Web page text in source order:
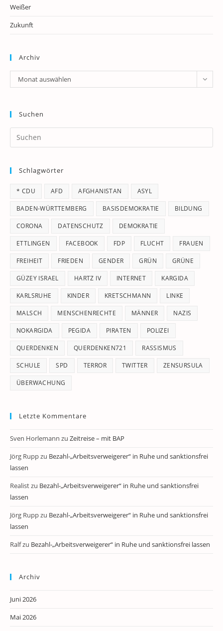
Weißer
Zukunft
Archiv
Archiv
Monat auswählen
Suchen
Schlagwörter
* CDU AFD AFGHANISTAN ASYL
BADEN-WÜRTTEMBERG BASISDEMOKRATIE BILDUNG
CORONA DATENSCHUTZ DEMOKRATIE
ETTLINGEN FACEBOOK FDP FLUCHT FRAUEN
FREIHEIT FRIEDEN GENDER GRÜN GRÜNE
GÜZEY ISRAEL HARTZ IV INTERNET KARGIDA
KARLSRUHE KINDER KRETSCHMANN LINKE
MALSCH MENSCHENRECHTE MÄNNER NAZIS
NOKARGIDA PEGIDA PIRATEN POLIZEI
QUERDENKEN QUERDENKEN721 RASSISMUS
SCHULE SPD TERROR TWITTER ZENSURSULA
ÜBERWACHUNG
Letzte Kommentare
Sven Horlemann zu Zeitreise – mit BAP
Jörg Ruppzu Bezahl-„Arbeitsverweigerer“ in Ruhe und sanktionsfrei
lassen
Realistzu Bezahl-„Arbeitsverweigerer“ in Ruhe und sanktionsfrei
lassen
Jörg Ruppzu Bezahl-„Arbeitsverweigerer“ in Ruhe und sanktionsfrei
lassen
Ralfzu Bezahl-„Arbeitsverweigerer“ in Ruhe und sanktionsfrei lassen
Archiv
Juni 2026
Mai 2026